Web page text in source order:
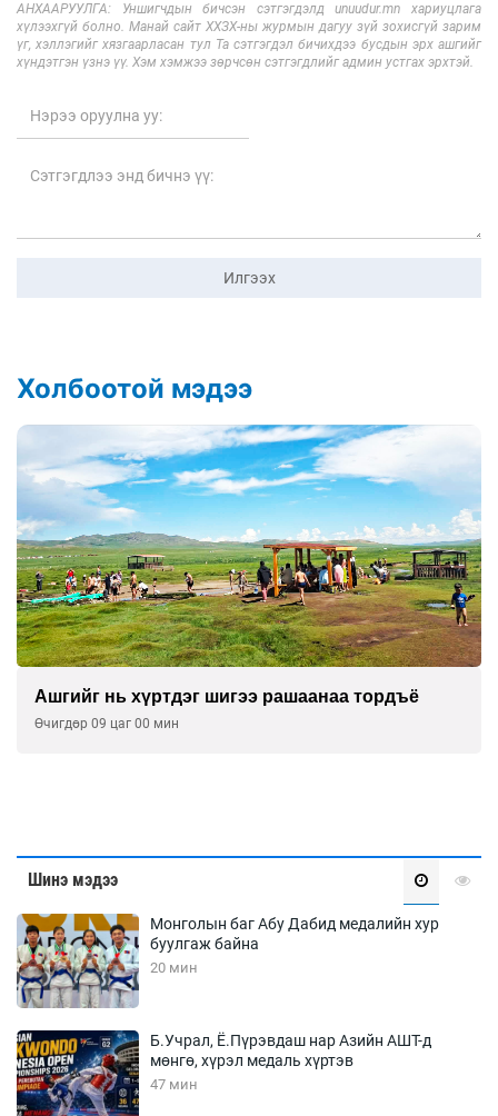
АНХААРУУЛГА: Уншигчдын бичсэн сэтгэгдэлд unuudur.mn хариуцлага
хүлээхгүй болно. Манай сайт ХХЗХ-ны журмын дагуу зүй зохисгүй зарим
үг, хэллэгийг хязгаарласан тул Та сэтгэгдэл бичихдээ бусдын эрх ашгийг
хүндэтгэн үзнэ үү. Хэм хэмжээ зөрчсөн сэтгэгдлийг админ устгах эрхтэй.
Илгээх
Холбоотой мэдээ
Сүржин эхлэл, даржин явцтай “Шинэ
Хархорум”
Шинэ мэдээ
Монголын баг Абу Дабид медалийн хур
буулгаж байна
20 мин
Б.Учрал, Ё.Пүрэвдаш нар Азийн АШТ-д
мөнгө, хүрэл медаль хүртэв
47 мин